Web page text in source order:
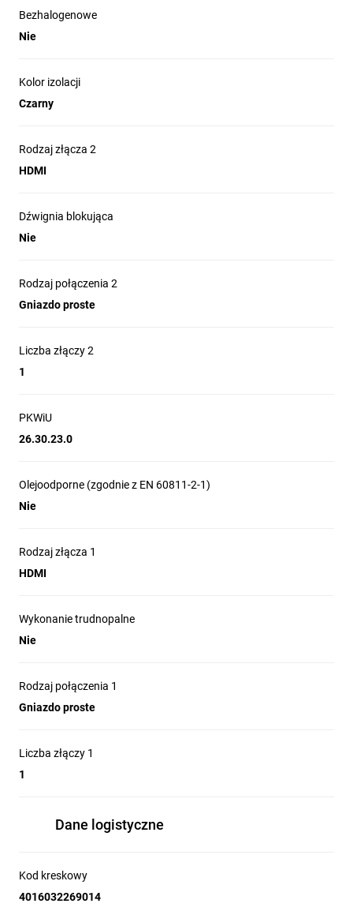
Bezhalogenowe
Nie
Kolor izolacji
Czarny
Rodzaj złącza 2
HDMI
Dźwignia blokująca
Nie
Rodzaj połączenia 2
Gniazdo proste
Liczba złączy 2
1
PKWiU
26.30.23.0
Olejoodporne (zgodnie z EN 60811-2-1)
Nie
Rodzaj złącza 1
HDMI
Wykonanie trudnopalne
Nie
Rodzaj połączenia 1
Gniazdo proste
Liczba złączy 1
1
Dane logistyczne
Kod kreskowy
4016032269014